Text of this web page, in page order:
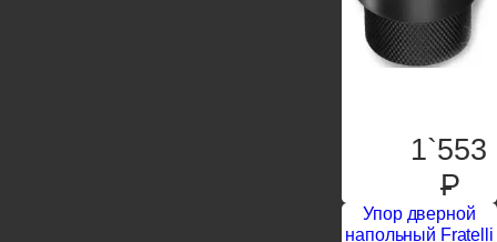
1`553
P
Упор дверной
напольный Fratelli